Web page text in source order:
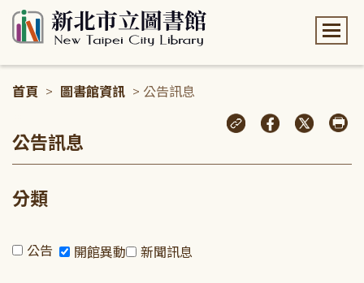
首頁 > 圖書館資訊 > 公告訊息
公告訊息
分類
公告 開館異動 新聞訊息